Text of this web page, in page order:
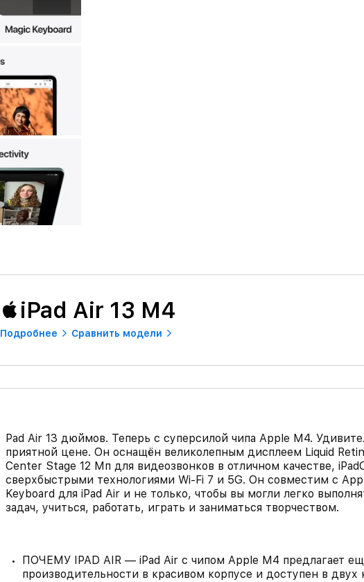
iPad Air 13 M4
Подробнее Сравнить модели
Pad Air 13 дюймов. Теперь с суперсилой чипа Apple M4.
приятной цене. Он оснащён великолепным дисплеем Liquid
Center Stage 12 Мп для видеозвонков в отличном качестве,
сверхбыстрыми технологиями Wi‑Fi 7 и 5G. Он совместим с
Keyboard для iPad Air и не только, чтобы вы могли легко
задач, учиться, работать, играть и заниматься творчеством.
ПОЧЕМУ IPAD AIR — iPad Air с чипом Apple M4 предлагает
производительности в красивом корпусе и доступен в двух